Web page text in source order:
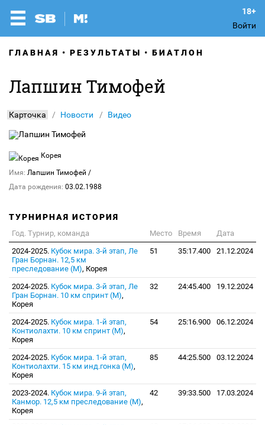
Войти
ГЛАВНАЯ РЕЗУЛЬТАТЫ БИАТЛОН
Лапшин Тимофей
Карточка Новости Видео
Корея
Имя: Лапшин Тимофей /
Дата рождения: 03.02.1988
ТУРНИРНАЯ ИСТОРИЯ
Год. Турнир, команда Место Время
Дата
2024-2025. Кубок мира. 3-й этап, Ле
Гран Борнан. 12,5 км
преследование (М), Корея
51 35:17.400 21.12.2024
2024-2025. Кубок мира. 3-й этап, Ле
Гран Борнан. 10 км спринт (М),
Корея
32 24:45.400 19.12.2024
2024-2025. Кубок мира. 1-й этап,
Контиолахти. 10 км спринт (М),
Корея
54 25:16.900 06.12.2024
2024-2025. Кубок мира. 1-й этап,
Контиолахти. 15 км инд.гонка (М),
Корея
85 44:25.500 03.12.2024
2023-2024. Кубок мира. 9-й этап,
Канмор. 12,5 км преследование (М),
Корея
42 39:33.500 17.03.2024